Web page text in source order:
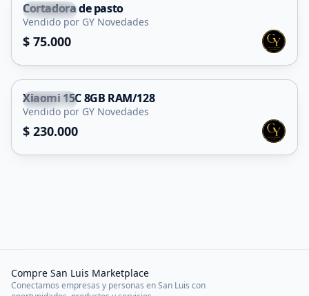
Capital
Cortadora de pasto
Vendido por GY Novedades
$ 75.000
Capital
Xiaomi 15C 8GB RAM/128
Vendido por GY Novedades
$ 230.000
Compre San Luis Marketplace
Conectamos empresas y personas en San Luis con